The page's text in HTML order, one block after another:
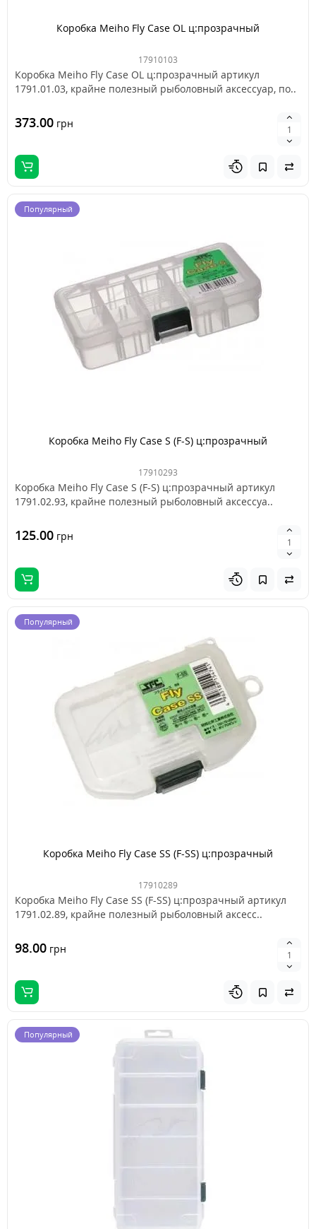
Коробка Meiho Fly Case OL ц:прозрачный
17910103
Коробка Meiho Fly Case OL ц:прозрачный артикул
1791.01.03, крайне полезный рыболовный аксессуар, по..
373.00 грн
Популярный
Коробка Meiho Fly Case S (F-S) ц:прозрачный
17910293
Коробка Meiho Fly Case S (F-S) ц:прозрачный артикул
1791.02.93, крайне полезный рыболовный аксессуа..
125.00 грн
Популярный
Коробка Meiho Fly Case SS (F-SS) ц:прозрачный
17910289
Коробка Meiho Fly Case SS (F-SS) ц:прозрачный артикул
1791.02.89, крайне полезный рыболовный аксесс..
98.00 грн
Популярный